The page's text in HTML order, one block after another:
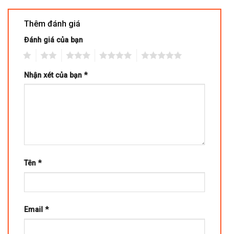
Thêm đánh giá
Đánh giá của bạn
Nhận xét của bạn *
Tên *
Email *